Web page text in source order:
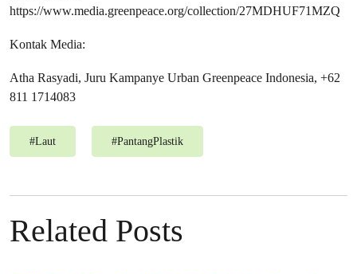
https://www.media.greenpeace.org/collection/27MDHUF71MZQ
Kontak Media:
Atha Rasyadi, Juru Kampanye Urban Greenpeace Indonesia, +62
811 1714083
#Laut #PantangPlastik
Related Posts